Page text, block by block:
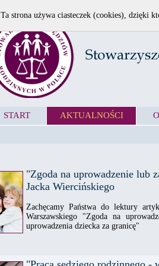
START AKTUALNOŚCI
"Zgoda na uprowadzenie lub
Jacka Wiercińskiego
Zachęcamy Państwa do lektury
Warszawskiego "Zgoda na
uprowadzenia dziecka za granicę"
Ta strona używa ciasteczek (cookies), dzięki